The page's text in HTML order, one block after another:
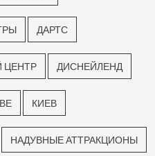
ДАРТС
ЦЕНТР ДИСНЕЙЛЕНД
КИЕВ
НАДУВНЫЕ АТТРАКЦИОНЫ